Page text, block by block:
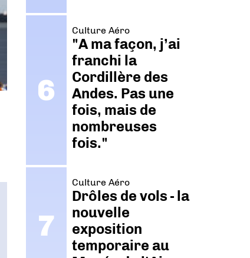
Culture Aéro
"A ma façon, j’ai
franchi la
Cordillère des
Andes. Pas une
fois, mais de
nombreuses
fois."
Culture Aéro
Drôles de vols - la
nouvelle
exposition
temporaire au